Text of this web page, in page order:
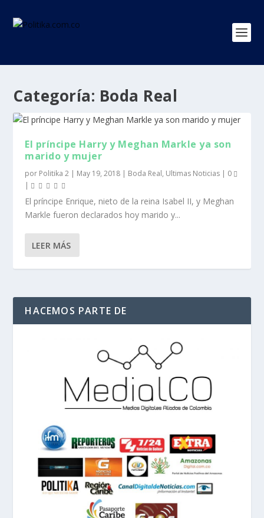
Categoría: Boda Real
El príncipe Harry y Meghan Markle ya son
marido y mujer
por Politika 2 | May 19, 2018 | Boda Real, Ultimas Noticias | 0
|
El príncipe Enrique, nieto de la reina Isabel II, y Meghan
Markle fueron declarados hoy marido y...
LEER MÁS
HACEMOS PARTE DE